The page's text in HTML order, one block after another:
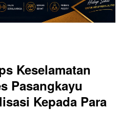
Keselamatan
Pasangkayu
Kepada Para